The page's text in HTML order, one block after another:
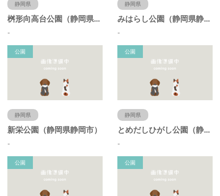
静岡県
桝形向高台公園（静岡県静岡市）
-
静岡県
みはらし公園（静岡県静岡市）
-
公園
静岡県
新栄公園（静岡県静岡市）
-
公園
静岡県
とめだしひがし公園（静岡県静岡市）
-
公園 公園